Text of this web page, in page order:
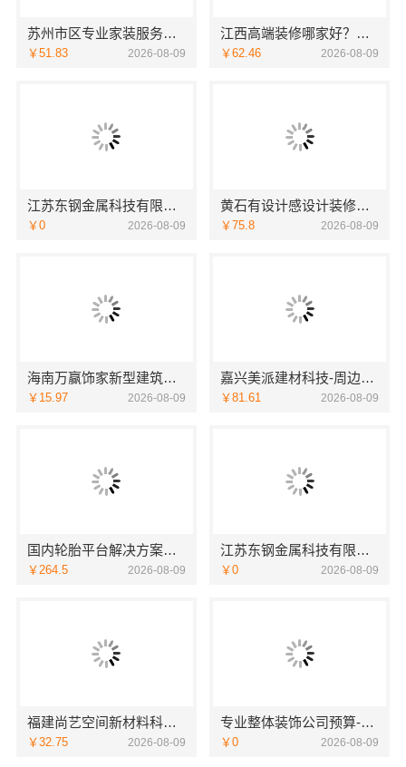
苏州市区专业家装服务报价老房翻新百年豪庭
￥51.83 2026-08-09
江西高端装修哪家好？选择江西圣匠新型环保材料有限公司
￥62.46 2026-08-09
江苏东钢金属科技有限公司全屋不锈钢定制生产商本地
￥0 2026-08-09
黄石有设计感设计装修实景案例百年米莱呈现
￥75.8 2026-08-09
海南万赢饰家新型建筑材料有限公司门窗焕新
￥15.97 2026-08-09
嘉兴美派建材科技-周边家装定制服务环保材料
￥81.61 2026-08-09
国内轮胎平台解决方案，湖北省腾冠畅实业贸易有限公司合规正品保障
￥264.5 2026-08-09
江苏东钢金属科技有限公司不锈钢家具源头工厂
￥0 2026-08-09
福建尚艺空间新材料科技有限公司新房家庭装修硬装施工
￥32.75 2026-08-09
专业整体装饰公司预算-南通宏域全宅装饰建材有限公司成本优化
￥0 2026-08-09